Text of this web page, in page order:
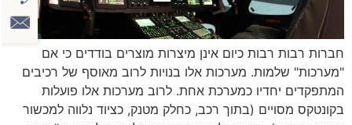
חברות רבות רבות כיום אינן מיצרות מוצרים בודדים כי אם
"מערכות" שלמות. מערכות אלו בנויות לרוב מאוסף של רכיבים
המתפקדים יחדיו כמערכת אחת. לרוב מערכות אלו פועלות
בקונטקס מסויים (בתוך רכב, כחלק מטנק, כציוד נלווה למכשור